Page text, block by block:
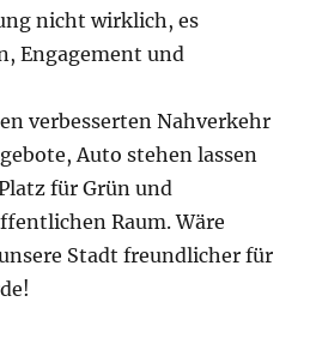
nicht wirklich, es
Engagement und
verbesserten Nahverkehr
Auto stehen lassen
für Grün und
Raum. Wäre
Stadt freundlicher für